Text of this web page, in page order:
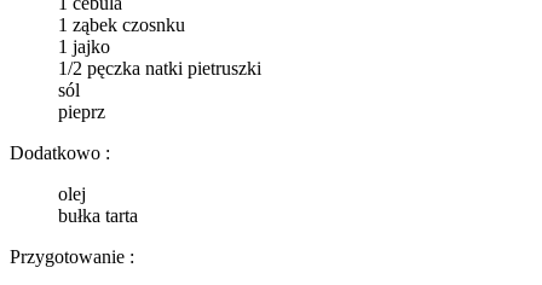
1 ząbek czosnku
1 jajko
1/2 pęczka natki pietruszki
sól
pieprz
Dodatkowo :
olej
bułka tarta
Przygotowanie :